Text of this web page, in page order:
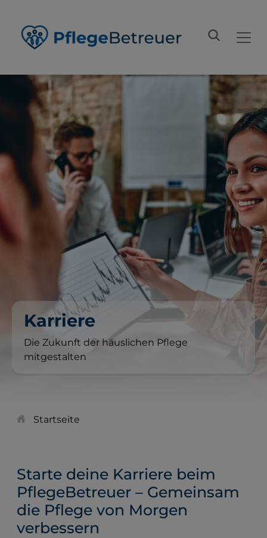
Karriere
Die Zukunft der häuslichen Pflege
mitgestalten
Startseite
Starte deine Karriere beim
PflegeBetreuer – Gemeinsam
die Pflege von Morgen
verbessern